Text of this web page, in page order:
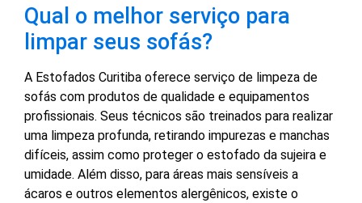
Qual o melhor serviço para
limpar seus sofás?
A Estofados Curitiba oferece serviço de limpeza de
sofás com produtos de qualidade e equipamentos
profissionais. Seus técnicos são treinados para realizar
uma limpeza profunda, retirando impurezas e manchas
difíceis, assim como proteger o estofado da sujeira e
umidade. Além disso, para áreas mais sensíveis a
ácaros e outros elementos alergênicos, existe o